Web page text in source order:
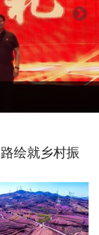
绘就乡村振